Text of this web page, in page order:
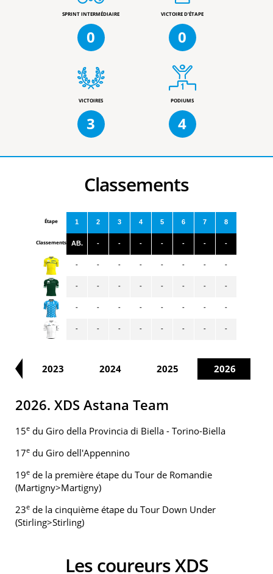
SPRINT INTERMÉDIAIRE
0
VICTOIRE D'ÉTAPE
0
VICTOIRES
3
PODIUMS
4
Classements
Étape
Classements
1
AB.
-
-
-
-
2
-
-
-
-
-
3
-
-
-
-
-
4
-
-
-
-
-
5
-
-
-
-
-
6
-
-
-
-
-
7
-
-
-
-
-
8
-
-
-
-
-
2023 2024 2025 2026
2026. XDS Astana Team
15e du Giro della Provincia di Biella - Torino-Biella
17e du Giro dell'Appennino
19e de la première étape du Tour de Romandie
(Martigny>Martigny)
23e de la cinquième étape du Tour Down Under
(Stirling>Stirling)
Les coureurs XDS